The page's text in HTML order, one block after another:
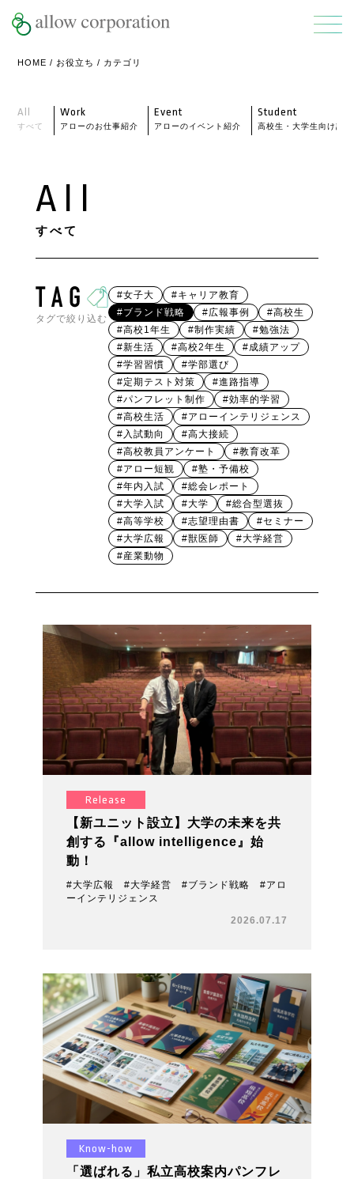
HOME / お役立ち / カテゴリ
All
すべて
Work
アローのお仕事紹介
Event
アローのイベント紹介
Student
高校生・大学生向け記事
All
すべて
タグで絞り込む
#女子大
#キャリア教育
#ブランド戦略
#広報事例
#高校生
#高校1年生
#制作実績
#勉強法
#新生活
#高校2年生
#成績アップ
#学習習慣
#学部選び
#定期テスト対策
#進路指導
#パンフレット制作
#効率的学習
#高校生活
#アローインテリジェンス
#入試動向
#高大接続
#高校教員アンケート
#教育改革
#アロー短観
#塾・予備校
#年内入試
#総会レポート
#大学入試
#大学
#総合型選抜
#高等学校
#志望理由書
#セミナー
#大学広報
#獣医師
#大学経営
#産業動物
Release
【新ユニット設立】大学の未来を共
創する『allow intelligence』始
動！
#大学広報 #大学経営 #ブランド戦略 #アロ
ーインテリジェンス
2026.07.17
Know-how
「選ばれる」私立高校案内パンフレ